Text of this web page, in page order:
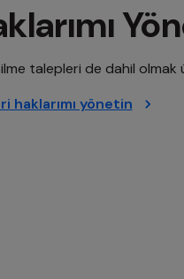
talepleri de dahil olmak
haklarımı yönetin
in a new tab